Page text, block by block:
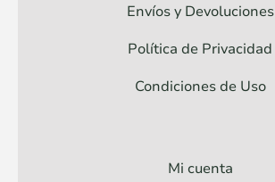
Envíos y Devoluciones
Política de Privacidad
Condiciones de Uso
Mi cuenta